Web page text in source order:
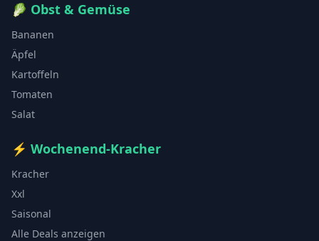
🥬 Obst & Gemüse
Bananen
Äpfel
Kartoffeln
Tomaten
Salat
⚡ Wochenend-Kracher
Kracher
Xxl
Saisonal
Alle Deals anzeigen